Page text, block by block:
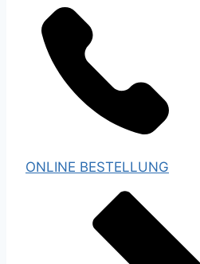
ONLINE BESTELLUNG